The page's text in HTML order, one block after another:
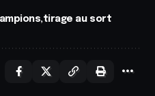
tirage au sort